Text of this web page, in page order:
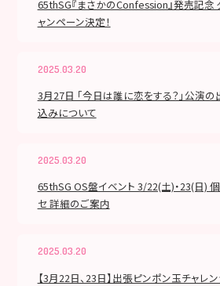
65thSG『まさかのConfession』発売記念
ャンペーン決定！
2025.03.20
3月27日 「今日は誰に恋をする？」公演の
込みについて
2025.03.20
65thSG OS盤イベント 3/22(土)・23(日)
セ 詳細のご案内
2025.03.20
【3月22日、23日】出張ピンポン玉チャレ